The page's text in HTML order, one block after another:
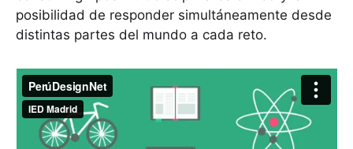
posibilidad de responder simultáneamente desde
distintas partes del mundo a cada reto.